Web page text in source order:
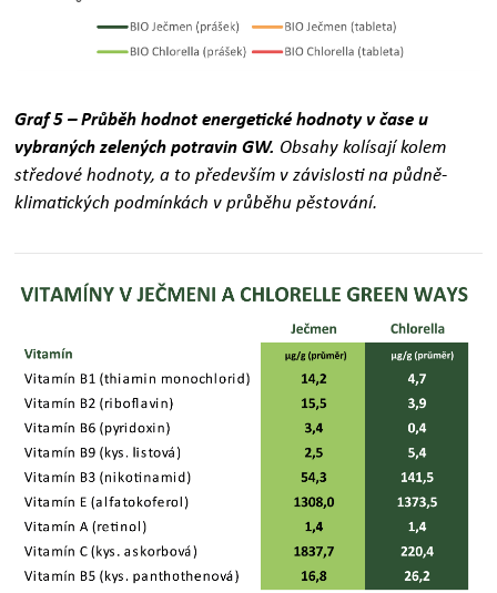
Graf 5 – Průběh hodnot energetické hodnoty v čase u
vybraných zelených potravin GW. Obsahy kolísají kolem
středové hodnoty, a to především v závislosti na půdně-
klimatických podmínkách v průběhu pěstování.